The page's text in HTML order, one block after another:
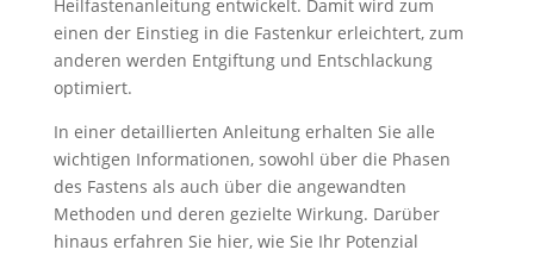
Heilfastenanleitung entwickelt. Damit wird zum
einen der Einstieg in die Fastenkur erleichtert, zum
anderen werden Entgiftung und Entschlackung
optimiert.
In einer detaillierten Anleitung erhalten Sie alle
wichtigen Informationen, sowohl über die Phasen
des Fastens als auch über die angewandten
Methoden und deren gezielte Wirkung. Darüber
hinaus erfahren Sie hier, wie Sie Ihr Potenzial